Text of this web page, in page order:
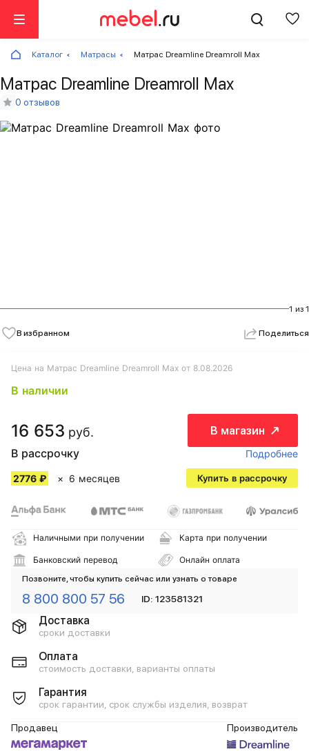
Каталог Матрасы Матрас Dreamline Dreamroll Max
Матрас Dreamline Dreamroll Max
0 отзывов
1 из 1
В избранном Поделиться
Цена на Матрас Dreamline Dreamroll Max от 8.08.2026
В наличии
16 653 руб. В магазин
В рассрочку Подробнее
2776 ₽ 6 месяцев Купить в рассрочку
Наличными при получении Карта при получении
Банковский перевод Онлайн оплата
Позвоните, чтобы купить сейчас или узнать о товаре
8 800 800 57 56 ID: 123581321
Доставка
сроки доставки
Оплата
стоимость доставки, варианты оплаты
Гарантия
срок гарантии, срок службы изделия, возврат
Продавец Производитель